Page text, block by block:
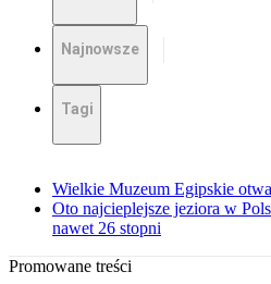
Najnowsze
Tagi
Wielkie Muzeum Egipskie
Oto najcieplejsze jeziora w
nawet 26 stopni
Promowane treści